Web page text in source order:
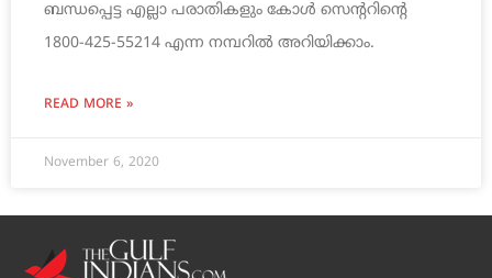
ബന്ധപ്പെട്ട എല്ലാ പരാതികളും കോള്‍ സെന്ററിന്റെ
1800-425-55214 എന്ന നമ്പറില്‍ അറിയിക്കാം.
READ MORE »
November 6, 2020